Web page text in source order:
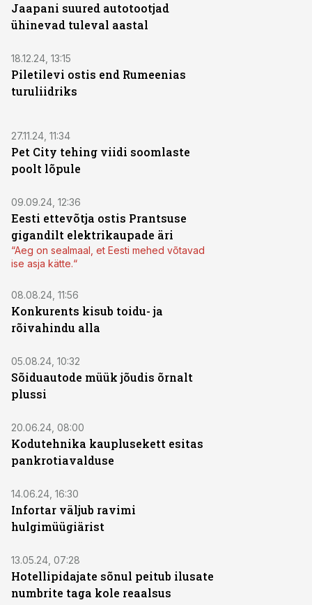
Jaapani suured autotootjad
ühinevad tuleval aastal
18.12.24, 13:15
Piletilevi ostis end Rumeenias
turuliidriks
27.11.24, 11:34
Pet City tehing viidi soomlaste
poolt lõpule
09.09.24, 12:36
Eesti ettevõtja ostis Prantsuse
gigandilt elektrikaupade äri
“Aeg on sealmaal, et Eesti mehed võtavad
ise asja kätte.“
08.08.24, 11:56
Konkurents kisub toidu- ja
rõivahindu alla
05.08.24, 10:32
Sõiduautode müük jõudis õrnalt
plussi
20.06.24, 08:00
Kodutehnika kauplusekett esitas
pankrotiavalduse
14.06.24, 16:30
Infortar väljub ravimi
hulgimüügiärist
13.05.24, 07:28
Hotellipidajate sõnul peitub ilusate
numbrite taga kole reaalsus